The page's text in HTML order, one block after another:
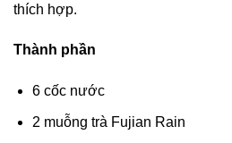
thích hợp.
Thành phần
6 cốc nước
2 muỗng trà Fujian Rain